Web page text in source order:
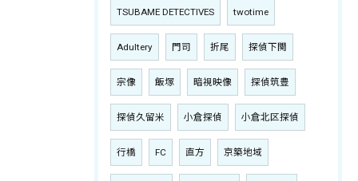
TSUBAME DETECTIVES twotime
Adultery 門司 折尾 探偵下関
宗像 飯塚 暗視映像 探偵筑豊
探偵久留米 小倉探偵 小倉北区探偵
行橋 FC 直方 京築地域